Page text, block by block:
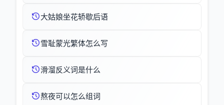
大姑娘坐花轿歇后语
雪耻蒙光繁体怎么写
滑溜反义词是什么
熬夜可以怎么组词